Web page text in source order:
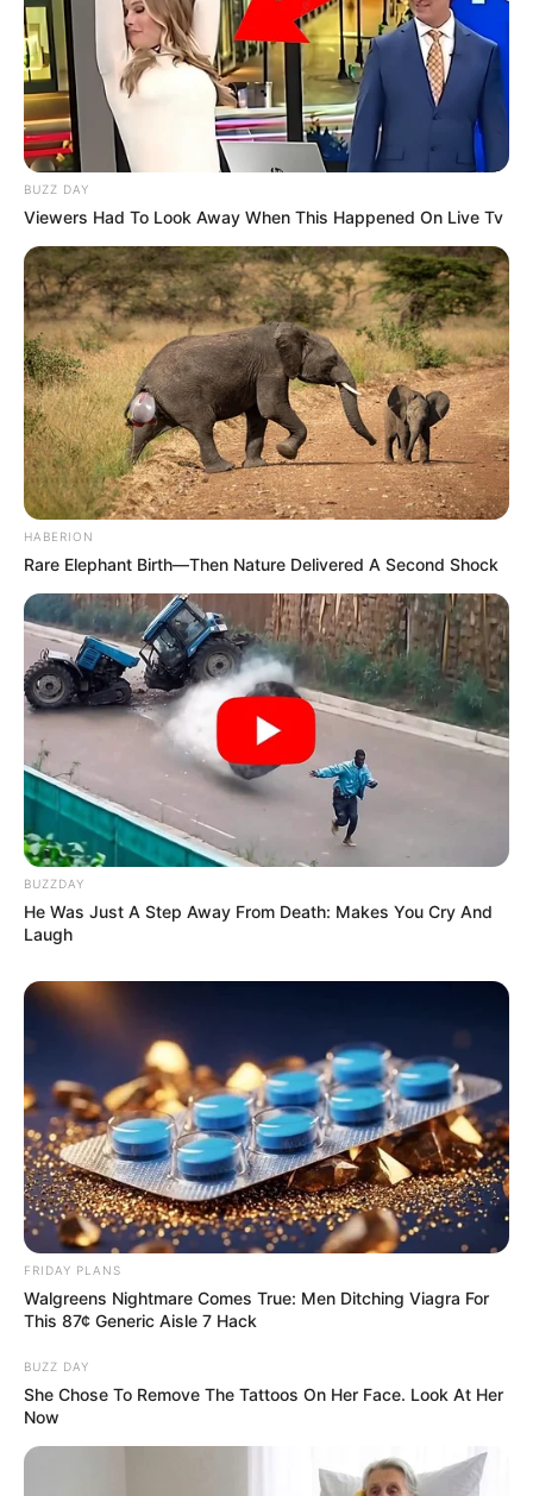
BUZZ DAY
Viewers Had To Look Away When This Happened On Live Tv
HABERION
Rare Elephant Birth—Then Nature Delivered A Second Shock
BUZZDAY
He Was Just A Step Away From Death: Makes You Cry And
Laugh
FRIDAY PLANS
Walgreens Nightmare Comes True: Men Ditching Viagra For
This 87¢ Generic Aisle 7 Hack
BUZZ DAY
She Chose To Remove The Tattoos On Her Face. Look At Her
Now